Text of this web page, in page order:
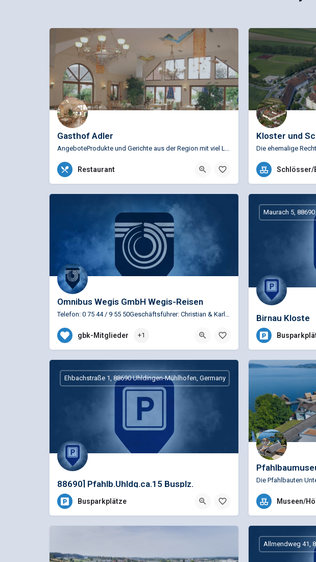
Gasthof Adler
07554 323
Schwedenstr. 17, 88682 Salem-Beuren, Deutschland
Restaurant
Kloster und
+49 (0)7553
Kloster und
Omnibus Wegis GmbH Wegis-Reisen
0 75 44 / 9 55 50
Gehrenbergstraße 23, Bermatingen,
gbk-Mitglieder +1
Birnau Kloste
Maurach 5,
88690] Pfahlb.Uhldg.ca.15 Busplz.
Ehbachstrasse [UHLDINGEN-MÜHLHOFEN
Ehbachstraße 1, 88690 Uhldingen-Mühlhofen, Germany
Busparkplätze
+49 (0)7556
Allmendweg 41,